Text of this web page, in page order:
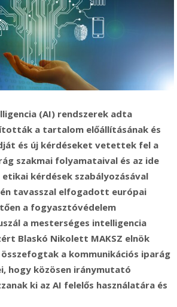
(AI) rendszerek adta
a tartalom előállításának és
és új kérdéseket vetettek fel a
szakmai folyamataival és az ide
kérdések szabályozásával
tavasszal elfogadott európai
a fogyasztóvédelem
a mesterséges intelligencia
Blaskó Nikolett MAKSZ elnök
a kommunikációs iparág
hogy közösen iránymutató
ki az AI felelős használatára és